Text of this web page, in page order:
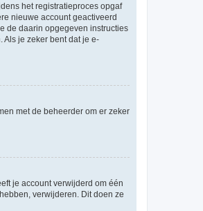
het registratieproces opgaf
nieuwe account geactiveerd
de daarin opgegeven instructies
je zeker bent dat je e-
met de beheerder om er zeker
je account verwijderd om één
verwijderen. Dit doen ze